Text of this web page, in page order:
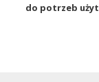
do potrzeb